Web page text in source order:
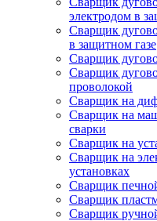
электродом в
Сварщик
в защитном газе
Сварщик
Сварщик
проволокой
Сварщик на
Сварщик на
сварки
Сварщик на
Сварщик на
установках
Сварщик
Сварщик
Сварщик